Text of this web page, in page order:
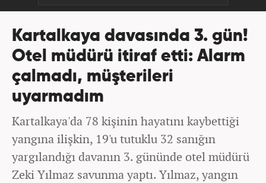
Kartalkaya davasında 3. gün!
Otel müdürü itiraf etti: Alarm
çalmadı, müşterileri
uyarmadım
Kartalkaya'da 78 kişinin hayatını kaybettiği
yangına ilişkin, 19'u tutuklu 32 sanığın
yargılandığı davanın 3. gününde otel müdürü
Zeki Yılmaz savunma yaptı. Yılmaz, yangın